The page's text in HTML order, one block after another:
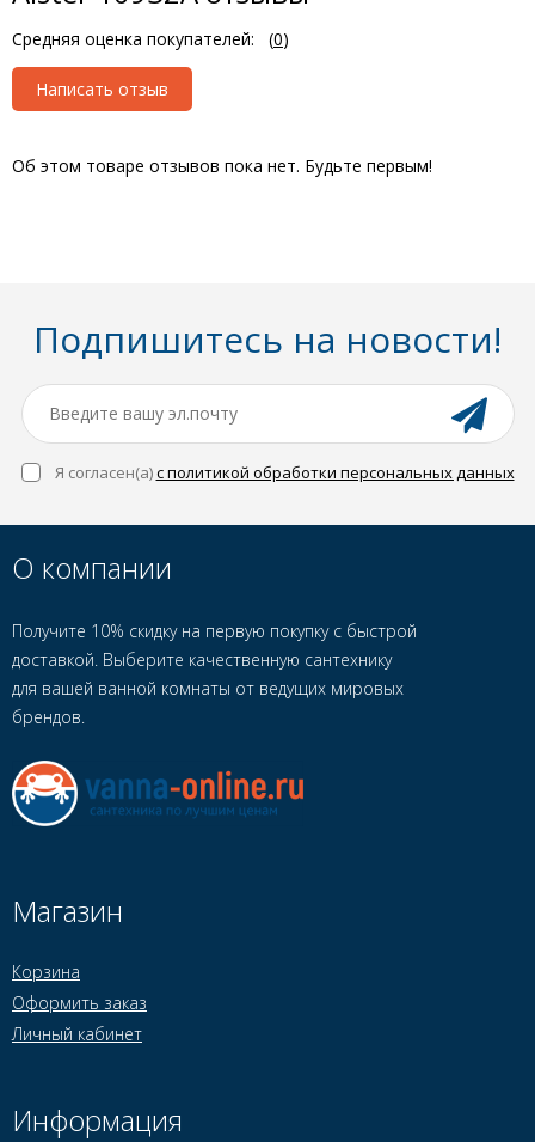
Средняя оценка покупателей: (0)
Написать отзыв
Об этом товаре отзывов пока нет. Будьте первым!
Подпишитесь на новости!
Я согласен(a)с политикой обработки персональных данных
О компании
Получите 10% скидку на первую покупку с быстрой
доставкой. Выберите качественную сантехнику
для вашей ванной комнаты от ведущих мировых
брендов.
Магазин
Корзина
Оформить заказ
Личный кабинет
Информация